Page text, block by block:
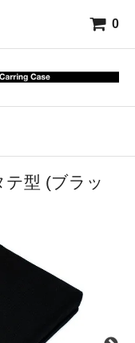
0
型 (ブラッ